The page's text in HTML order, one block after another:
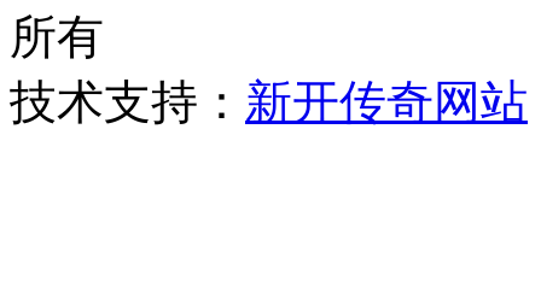
所有
技术支持： 新开传奇网站